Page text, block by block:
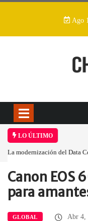
Ago
LO ÚLTIMO
La modernización del Data
Home
Global
Canon EOS
para
GLOBAL Abr 4,